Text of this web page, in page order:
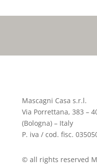
Mascagni Casa s.r.l.
Via Porrettana, 383 –
(Bologna) – Italy
P. iva / cod. fisc.
© all rights reserved